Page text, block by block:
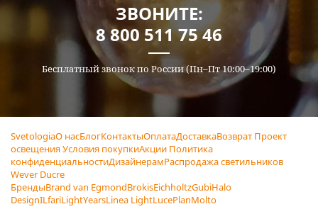
ЗВОНИТЕ:
8 800 511 75 46
Бесплатный звонок по России (Пн–Пт 10:00–19:00)
SvetologiaО насБлогКонтактыОплатаДоставкаВозврат Проект
освещенияУсловия покупкиАкции Политика
конфиденциальностиДизайнерамРаспродажа светильников
Wever Ducre
БрендыBrand van EgmondBrokisEichholtzGubiHalo
DesignILfariLightYearsLinea LightLucePlanMolto